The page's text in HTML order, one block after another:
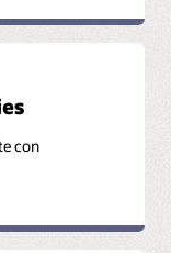
con